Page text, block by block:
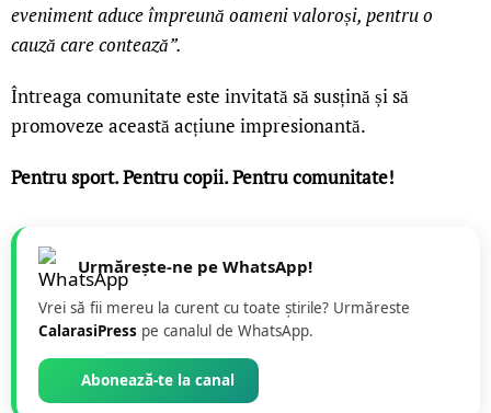
eveniment aduce împreună oameni valoroși, pentru o
cauză care contează”.
Întreaga comunitate este invitată să susțină și să
promoveze această acțiune impresionantă.
Pentru sport. Pentru copii. Pentru comunitate!
Urmărește-ne pe WhatsApp!
Vrei să fii mereu la curent cu toate știrile? Urmăreste
CalarasiPress pe canalul de WhatsApp.
Abonează-te la canal